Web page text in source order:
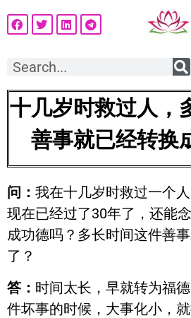
十几岁时救过人，
善事就已经转换
问： 我在十几岁时救过一个
现在已经过了30年了，还能
成功德吗？多长时间这件善
了？
答： 时间太长，早就转为福
件坏事的时候，大事化小，